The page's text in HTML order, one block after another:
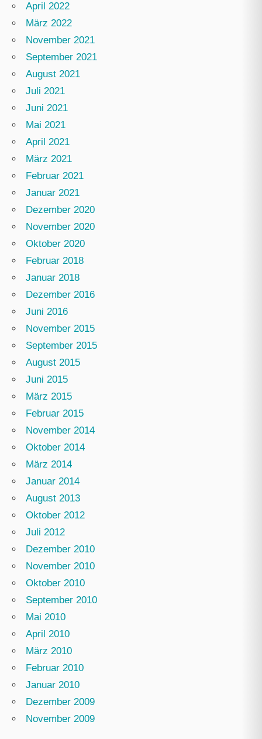
April 2022
März 2022
November 2021
September 2021
August 2021
Juli 2021
Juni 2021
Mai 2021
April 2021
März 2021
Februar 2021
Januar 2021
Dezember 2020
November 2020
Oktober 2020
Februar 2018
Januar 2018
Dezember 2016
Juni 2016
November 2015
September 2015
August 2015
Juni 2015
März 2015
Februar 2015
November 2014
Oktober 2014
März 2014
Januar 2014
August 2013
Oktober 2012
Juli 2012
Dezember 2010
November 2010
Oktober 2010
September 2010
Mai 2010
April 2010
März 2010
Februar 2010
Januar 2010
Dezember 2009
November 2009